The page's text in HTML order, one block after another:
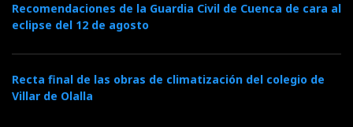
Recomendaciones de la Guardia Civil de Cuenca de cara al
eclipse del 12 de agosto
Recta final de las obras de climatización del colegio de
Villar de Olalla